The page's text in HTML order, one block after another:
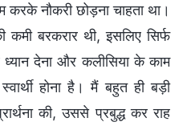
नौकरी छोड़ना चाहता था।
कमी बरकरार थी, इसलिए सिर्फ
देना और कलीसिया के काम
होना है। मैं बहुत ही बड़ी
की, उससे प्रबुद्ध कर राह